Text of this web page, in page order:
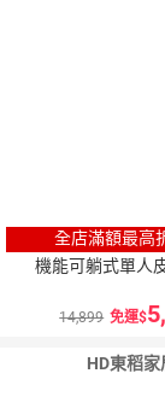
全店滿額最高
機能可躺式單人
14,899 免運
HD東稻家